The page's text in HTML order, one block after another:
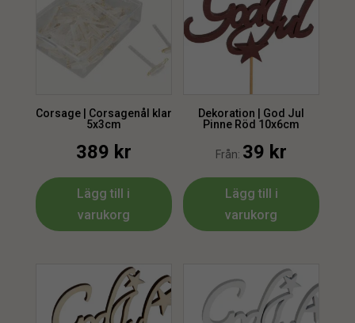
Corsage | Corsagenål klar
5x3cm
389 kr
Lägg till i
varukorg
Dekoration | God Jul
Pinne Röd 10x6cm
Från: 39 kr
Lägg till i
varukorg